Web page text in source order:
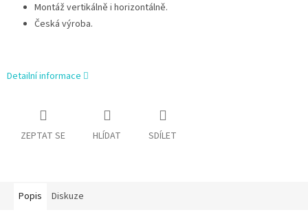
Montáž vertikálně i horizontálně.
Česká výroba.
Detailní informace
ZEPTAT SE HLÍDAT SDÍLET
Popis Diskuze